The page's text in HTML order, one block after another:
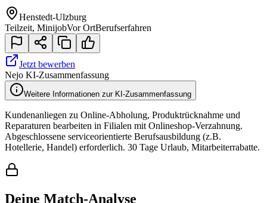
Henstedt-Ulzburg
Teilzeit, MinijobVor OrtBerufserfahren
Jetzt bewerben
Nejo KI-Zusammenfassung
Weitere Informationen zur KI-Zusammenfassung
Kundenanliegen zu Online-Abholung, Produktrücknahme und
Reparaturen bearbeiten in Filialen mit Onlineshop-Verzahnung.
Abgeschlossene serviceorientierte Berufsausbildung (z.B.
Hotellerie, Handel) erforderlich. 30 Tage Urlaub, Mitarbeiterrabatte.
Deine Match-Analyse